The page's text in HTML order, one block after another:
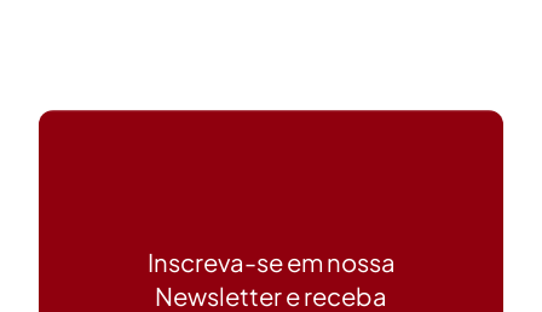
Inscreva-se em nossa
Newsletter e receba